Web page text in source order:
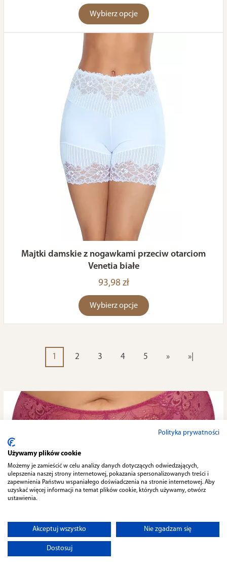
Wybierz opcje
Majtki damskie z nogawkami przeciw otarciom
Venetia białe
93,98 zł
Wybierz opcje
1 2 3 4 5 » »|
Polityka prywatności
Używamy plików cookie
Możemy je zamieścić w celu analizy danych dotyczących odwiedzających,
ulepszenia naszej strony internetowej, pokazania spersonalizowanych treści i
zapewnienia Państwu wspaniałego doświadczenia na stronie internetowej. Aby
uzyskać więcej informacji na temat plików cookie, których używamy, otwórz
ustawienia.
Akceptuj wszystko Nie zgadzam się
Dostosuj